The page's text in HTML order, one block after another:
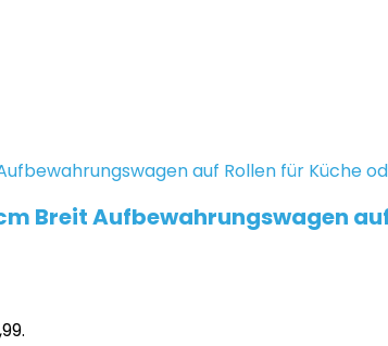
Breit Aufbewahrungswagen